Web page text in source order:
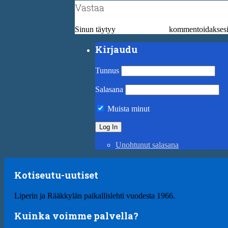
Vastaa
Sinun täytyy
Kirjaudu
Tunnus
Salasana
Muista minut
Unohtunut salasana
Kotiseutu-uutiset
Liperin ja Rääkkylän paikallislehti vuodesta 1966.
Kuinka voimme palvella?